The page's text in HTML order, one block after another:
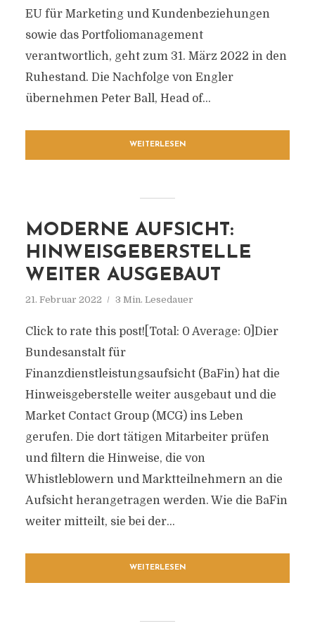
EU für Marketing und Kundenbeziehungen
sowie das Portfoliomanagement
verantwortlich, geht zum 31. März 2022 in den
Ruhestand. Die Nachfolge von Engler
übernehmen Peter Ball, Head of...
WEITERLESEN
MODERNE AUFSICHT:
HINWEISGEBERSTELLE
WEITER AUSGEBAUT
21. Februar 2022 3 Min. Lesedauer
Click to rate this post![Total: 0 Average: 0]Dier
Bundesanstalt für
Finanzdienstleistungsaufsicht (BaFin) hat die
Hinweisgeberstelle weiter ausgebaut und die
Market Contact Group (MCG) ins Leben
gerufen. Die dort tätigen Mitarbeiter prüfen
und filtern die Hinweise, die von
Whistleblowern und Marktteilnehmern an die
Aufsicht herangetragen werden. Wie die BaFin
weiter mitteilt, sie bei der...
WEITERLESEN